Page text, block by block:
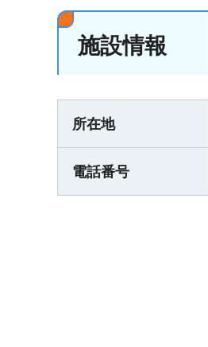
施設情報
所在地
電話番号